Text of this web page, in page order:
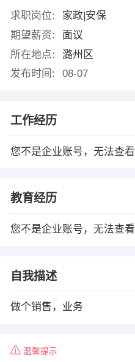
求职岗位:
家政|安保
期望薪资:
面议
所在地点:
潞州区
发布时间:
08-07
工作经历
您不是企业账号，无法查看
教育经历
您不是企业账号，无法查看
自我描述
做个销售，业务
温馨提示